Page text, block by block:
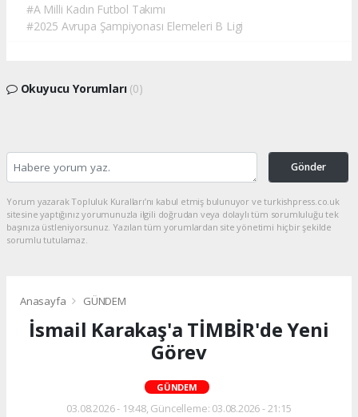
#A Milli Kadın Futbol Takımı
#2025 Avrupa Şampiyonası Elemeleri B Ligi
Okuyucu Yorumları (0)
Gönder
Yorum yazarak Topluluk Kuralları’nı kabul etmiş bulunuyor ve turkishpress.co.uk
sitesine yaptığınız yorumunuzla ilgili doğrudan veya dolaylı tüm sorumluluğu tek
başınıza üstleniyorsunuz. Yazılan tüm yorumlardan site yönetimi hiçbir şekilde
sorumlu tutulamaz.
Anasayfa GÜNDEM
İsmail Karakaş'a TİMBİR'de Yeni
Görev
GÜNDEM
03.08.2026 - 19:48, Güncelleme: 03.08.2026 - 21:15